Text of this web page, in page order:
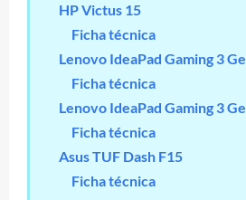
HP Victus 15
Ficha técnica
Lenovo IdeaPad Gaming 3
Ficha técnica
Lenovo IdeaPad Gaming 3
Ficha técnica
Asus TUF Dash F15
Ficha técnica